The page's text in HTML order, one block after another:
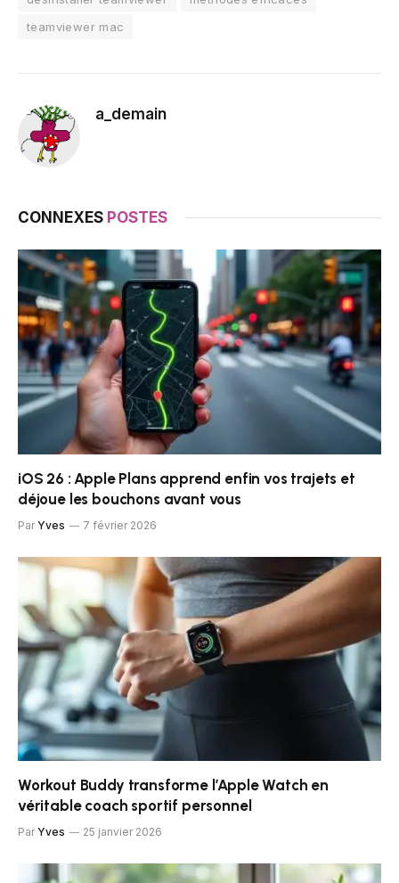
teamviewer mac
a_demain
CONNEXES POSTES
iOS 26 : Apple Plans apprend enfin vos trajets et
déjoue les bouchons avant vous
Par Yves 7 février 2026
Workout Buddy transforme l’Apple Watch en
véritable coach sportif personnel
Par Yves 25 janvier 2026